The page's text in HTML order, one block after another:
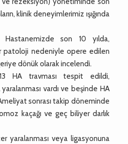
klinik deneyimlerimiz ışığında
Hastanemizde son 10 yılda,
patoloji nedeniyle opere edilen
dönük olarak incelendi.
HA travması tespit edildi,
vardı ve beşinde HA
sonrası takip döneminde
kaçağı ve geç biliyer darlık
yaralanması veya ligasyonuna